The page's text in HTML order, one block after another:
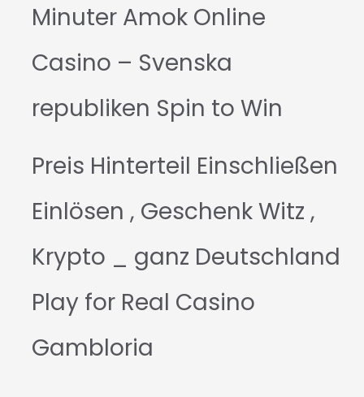
Minuter Amok Online
Casino – Svenska
republiken Spin to Win
Preis Hinterteil Einschließen
Einlösen , Geschenk Witz ,
Krypto _ ganz Deutschland
Play for Real Casino
Gambloria